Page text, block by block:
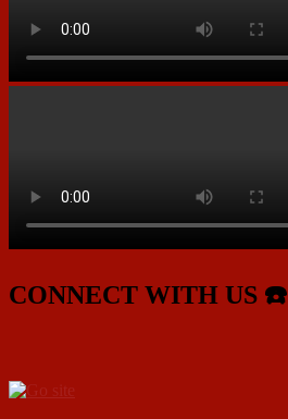
CONNECT WITH US ☎️